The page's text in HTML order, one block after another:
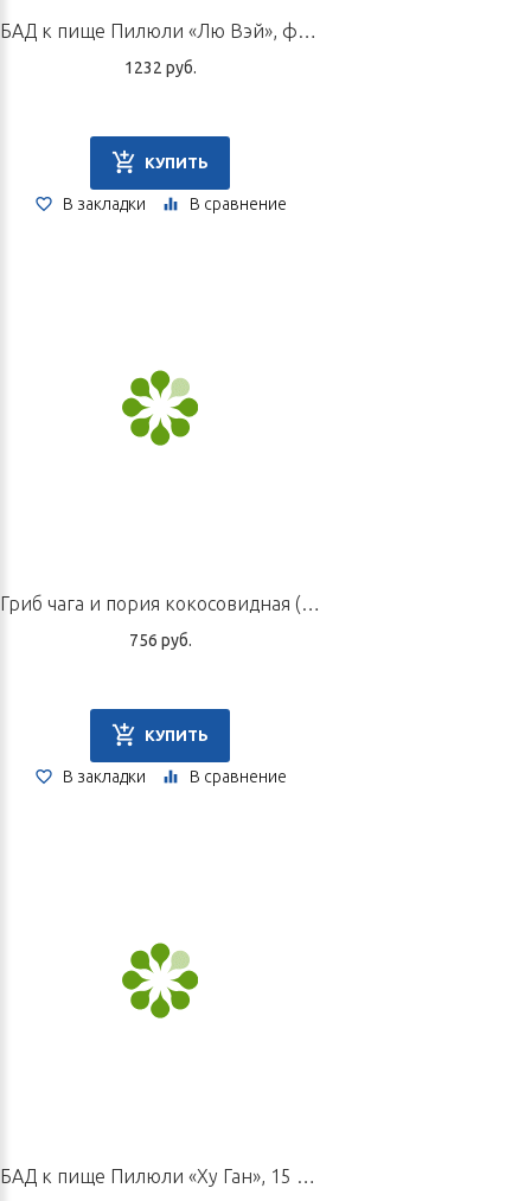
БАД к пище Пилюли «Лю Вэй», флакон 60 г
1232 руб.
КУПИТЬ
В закладки В сравнение
Гриб чага и пория кокосовидная (порошок для приготовления напитка)/композиция № 5, 100 г
756 руб.
КУПИТЬ
В закладки В сравнение
БАД к пище Пилюли «Ху Ган», 15 пилюль по 3 г